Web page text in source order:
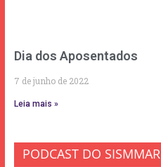
Dia dos Aposentados
7 de junho de 2022
Leia mais »
PODCAST DO SISMMAR